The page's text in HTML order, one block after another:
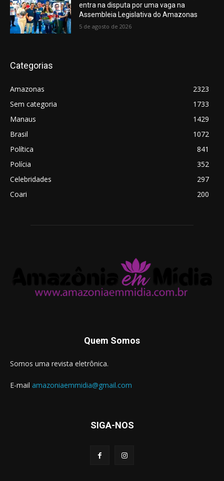
entra na disputa por uma vaga na
Assembleia Legislativa do Amazonas
5 de agosto de 2026
Categorias
Amazonas
2323
Sem categoria
1733
Manaus
1429
Brasil
1072
Política
841
Polícia
352
Celebridades
297
Coari
200
Quem Somos
Somos uma revista eletrônica.
E-mail amazoniaemmidia@gmail.com
SIGA-NOS